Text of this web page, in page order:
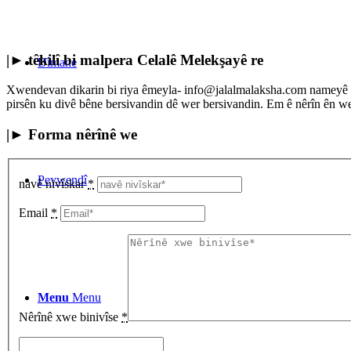
Dîmane
Peywendî
Menu Menu
|► têkilî bi malpera Celalê Melekşayê re
Xwendevan dikarin bi riya êmeyla- info@jalalmalaksha.com
pirsên ku divê bêne bersivandin dê wer bersivandin. Em ê nêrîn ên
|► Forma nêrînê we
navê nivîskar*
Email *
Nêrînê xwe binivîse *